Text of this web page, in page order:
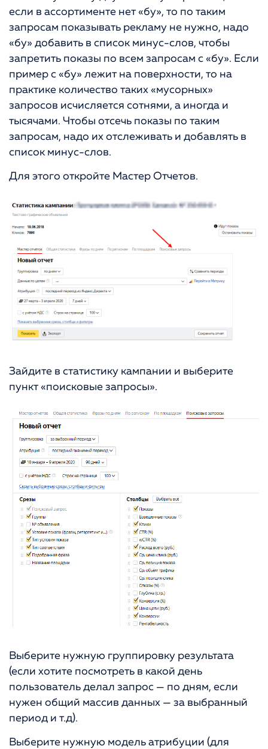
если в ассортименте нет «бу», то по таким
запросам показывать рекламу не нужно, надо
«бу» добавить в список минус-слов, чтобы
запретить показы по всем запросам с «бу». Если
пример с «бу» лежит на поверхности, то на
практике количество таких «мусорных»
запросов исчисляется сотнями, а иногда и
тысячами. Чтобы отсечь показы по таким
запросам, надо их отслеживать и добавлять в
список минус-слов.
Для этого откройте Мастер Отчетов.
Зайдите в статистику кампании и выберите
пункт «поисковые запросы».
Выберите нужную группировку результата
(если хотите посмотреть в какой день
пользователь делал запрос — по дням, если
нужен общий массив данных — за выбранный
период и т.д).
Выберите нужную модель атрибуции (для